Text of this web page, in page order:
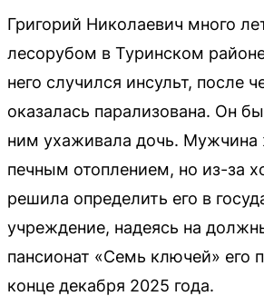
Григорий Николаевич много
лесорубом в Туринском
него случился инсульт, после
оказалась парализована. Он
ним ухаживала дочь. Мужчина
печным отоплением, но из-за
решила определить его в
учреждение, надеясь на
пансионат «Семь ключей» его
конце декабря 2025 года.